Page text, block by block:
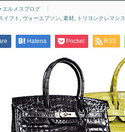
ルメスブログ
イフト ヴォーエプソン 素材 トリヨンクレマンス
Hatena Pocket RSS